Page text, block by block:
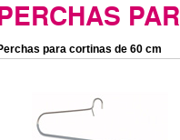
para cortinas de 60 cm